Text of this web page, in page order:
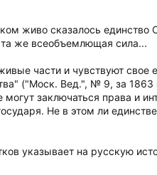
живо сказалось единство
та же всеобъемлющая сила...
части и чувствуют свое
("Моск. Вед.", № 9, за 1863
заключаться права и
Не в этом ли
указывает на русскую